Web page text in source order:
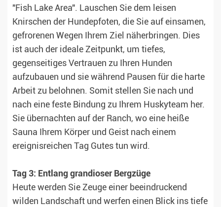
"Fish Lake Area". Lauschen Sie dem leisen
Knirschen der Hundepfoten, die Sie auf einsamen,
gefrorenen Wegen Ihrem Ziel näherbringen. Dies
ist auch der ideale Zeitpunkt, um tiefes,
gegenseitiges Vertrauen zu Ihren Hunden
aufzubauen und sie während Pausen für die harte
Arbeit zu belohnen. Somit stellen Sie nach und
nach eine feste Bindung zu Ihrem Huskyteam her.
Sie übernachten auf der Ranch, wo eine heiße
Sauna Ihrem Körper und Geist nach einem
ereignisreichen Tag Gutes tun wird.
Tag 3: Entlang grandioser Bergzüge
Heute werden Sie Zeuge einer beeindruckend
wilden Landschaft und werfen einen Blick ins tiefe